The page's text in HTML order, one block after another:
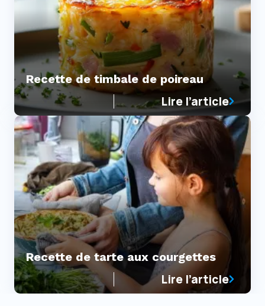
Recette de timbale de poireau
Lire l’article
Recette de tarte aux courgettes
Lire l’article